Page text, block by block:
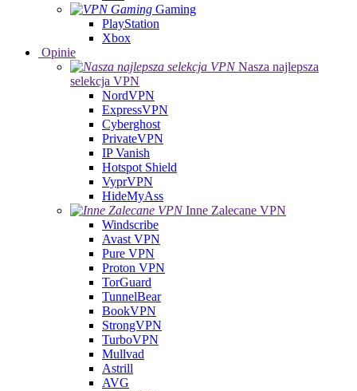
Gaming
PlayStation
Xbox
Opinie
Nasza najlepsza
selekcja VPN
NordVPN
ExpressVPN
Cyberghost
PrivateVPN
IP Vanish
Hotspot Shield
VyprVPN
HideMyAss
Inne Zalecane VPN
Windscribe
Avast VPN
Pure VPN
Proton VPN
TorGuard
TunnelBear
BookVPN
StrongVPN
TurboVPN
Mullvad
Astrill
AVG